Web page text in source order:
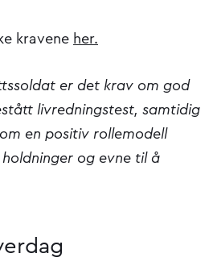
kravene her.
er det krav om god
livredningstest, samtidig
en positiv rollemodell
og evne til å